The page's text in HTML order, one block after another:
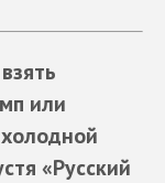
или
«Русский